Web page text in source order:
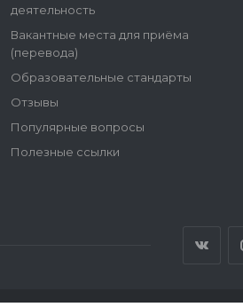
деятельность
Вакантные места для приёма
(перевода)
Образовательные стандарты
Отзывы
Популярные вопросы
Полезные ссылки